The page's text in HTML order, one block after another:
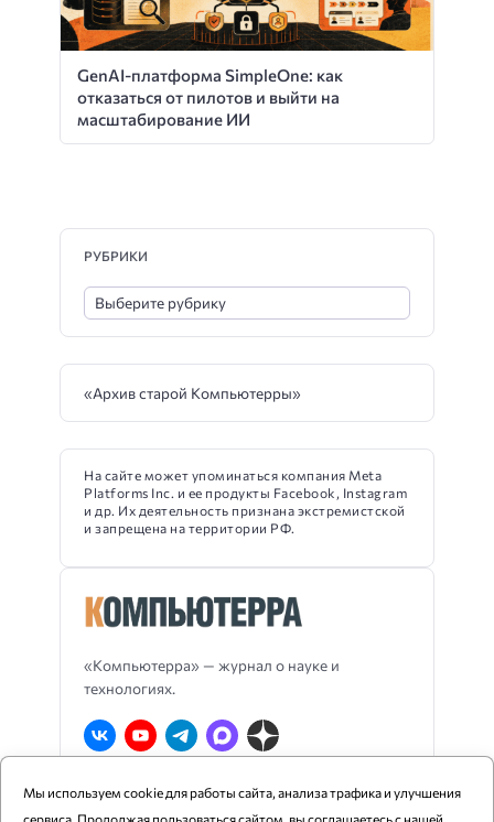
GenAI-платформа SimpleOne: как
отказаться от пилотов и выйти на
масштабирование ИИ
«Компьютерра» — журнал о науке и
технологиях.
О Компьютерре Блог издания
RSS
РУБРИКИ
«Архив старой Компьютерры»
На сайте может упоминаться компания Meta
Platforms Inc. и ее продукты Facebook, Instagram
и др. Их деятельность признана экстремистской
и запрещена на территории РФ.
Мы используем cookie для работы сайта, анализа трафика и улучшения
сервиса. Продолжая пользоваться сайтом, вы соглашаетесь с нашей